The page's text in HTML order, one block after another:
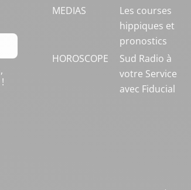
MEDIAS
Les courses
hippiques et
pronostics
HOROSCOPE
Sud Radio à
votre Service
avec Fiducial